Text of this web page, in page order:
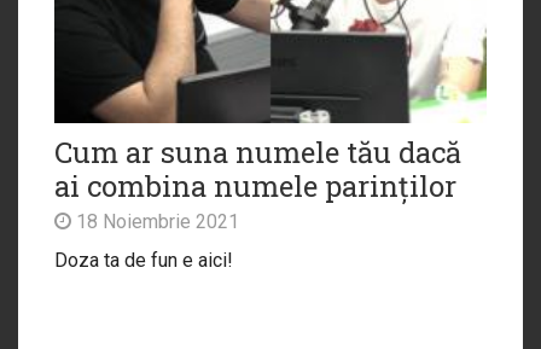
Cum ar suna numele tău dacă
ai combina numele parinților
18 Noiembrie 2021
Doza ta de fun e aici!